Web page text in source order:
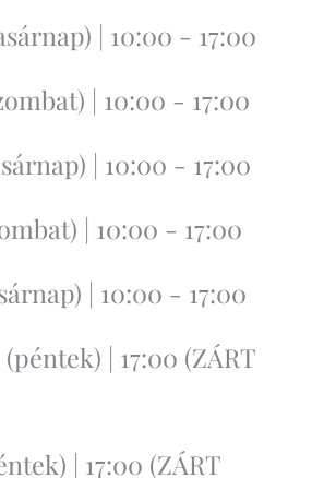
| 10:00 - 17:00
| 10:00 - 17:00
| 10:00 - 17:00
| 10:00 - 17:00
| 10:00 - 17:00
| 17:00 (ZÁRT
| 17:00 (ZÁRT